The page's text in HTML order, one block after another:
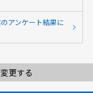
アンケート結果に
更する